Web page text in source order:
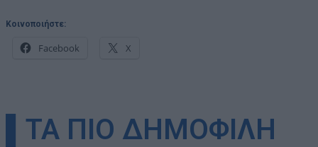
Κοινοποιήστε:
Facebook X
▌ΤΑ ΠΙΟ ΔΗΜΟΦΙΛΗ